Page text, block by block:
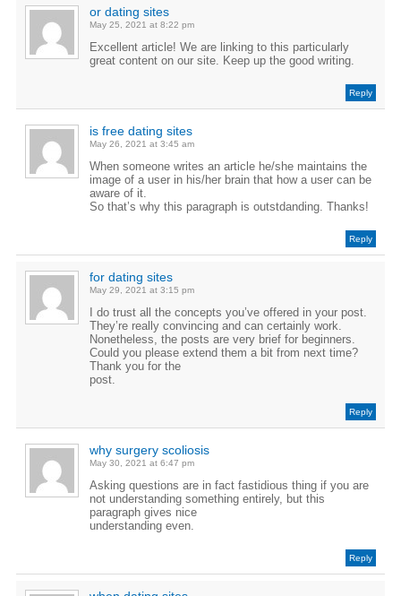
or dating sites
May 25, 2021 at 8:22 pm
Excellent article! We are linking to this particularly
great content on our site. Keep up the good writing.
Reply
is free dating sites
May 26, 2021 at 3:45 am
When someone writes an article he/she maintains the
image of a user in his/her brain that how a user can be
aware of it.
So that’s why this paragraph is outstdanding. Thanks!
Reply
for dating sites
May 29, 2021 at 3:15 pm
I do trust all the concepts you’ve offered in your post.
They’re really convincing and can certainly work.
Nonetheless, the posts are very brief for beginners.
Could you please extend them a bit from next time?
Thank you for the
post.
Reply
why surgery scoliosis
May 30, 2021 at 6:47 pm
Asking questions are in fact fastidious thing if you are
not understanding something entirely, but this
paragraph gives nice
understanding even.
Reply